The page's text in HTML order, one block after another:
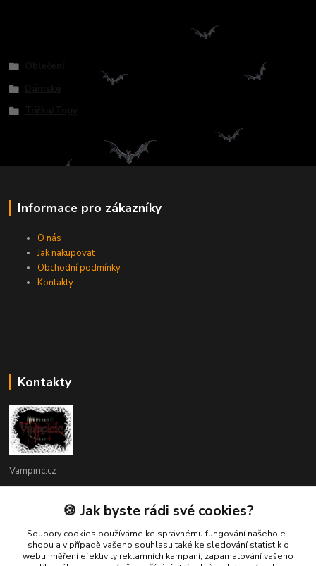
Informace pro zákazníky
O nás
Jak nakupovat
Obchodní podmínky
Kontakty
Kontakty
Vampiric.cz
+420 774 198 598
(Po-Pá, 9-16 hod.)
info@vampiric.cz
🍪 Jak byste rádi své cookies?
Soubory cookies používáme ke správnému fungování našeho e-
shopu a v případě vašeho souhlasu také ke sledování statistik o
webu, měření efektivity reklamních kampaní, zapamatování vašeho